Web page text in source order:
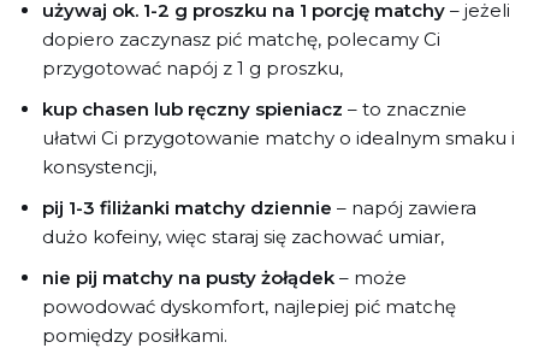
używaj ok. 1-2 g proszku na 1 porcję matchy – jeżeli
dopiero zaczynasz pić matchę, polecamy Ci
przygotować napój z 1 g proszku,
kup chasen lub ręczny spieniacz – to znacznie
ułatwi Ci przygotowanie matchy o idealnym smaku i
konsystencji,
pij 1-3 filiżanki matchy dziennie – napój zawiera
dużo kofeiny, więc staraj się zachować umiar,
nie pij matchy na pusty żołądek – może
powodować dyskomfort, najlepiej pić matchę
pomiędzy posiłkami.